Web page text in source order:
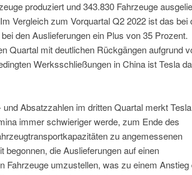
produziert und 343.830 Fahrzeuge
Vergleich zum Vorquartal Q2 2022 ist das bei
den Auslieferungen ein Plus von 35 Prozent.
Quartal mit deutlichen Rückgängen aufgrund
Werksschließungen in China ist Tesla
Absatzzahlen im dritten Quartal merkt
immer schwieriger werde, zum Ende des
zu angemessenen
die Auslieferungen auf einen
Fahrzeuge umzustellen, was zu einem Anstieg